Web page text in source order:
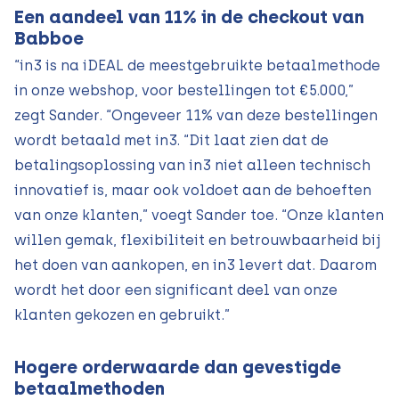
Een aandeel van 11% in de checkout van
Babboe
“in3 is na iDEAL de meestgebruikte betaalmethode
in onze webshop, voor bestellingen tot €5.000,”
zegt Sander. “Ongeveer 11% van deze bestellingen
wordt betaald met in3. “Dit laat zien dat de
betalingsoplossing van in3 niet alleen technisch
innovatief is, maar ook voldoet aan de behoeften
van onze klanten,” voegt Sander toe. “Onze klanten
willen gemak, flexibiliteit en betrouwbaarheid bij
het doen van aankopen, en in3 levert dat. Daarom
wordt het door een significant deel van onze
klanten gekozen en gebruikt.”
Hogere orderwaarde dan gevestigde
betaalmethoden